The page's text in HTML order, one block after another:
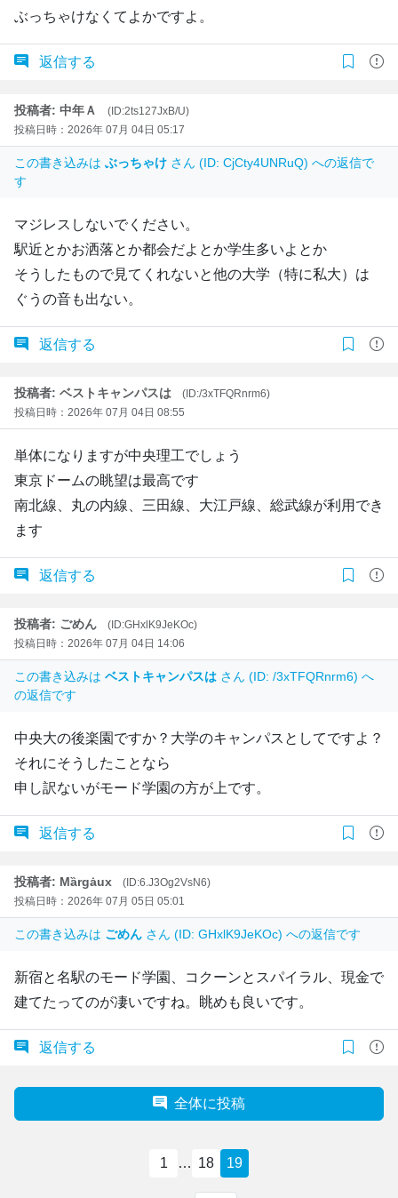
ぶっちゃけなくてよかですよ。
返信する
投稿者: 中年Ａ
(ID:2ts127JxB/U)
投稿日時：2026年 07月 04日 05:17
この書き込みは ぶっちゃけ さん (ID: CjCty4UNRuQ) への返信で
す
マジレスしないでください。
駅近とかお洒落とか都会だよとか学生多いよとか
そうしたもので見てくれないと他の大学（特に私大）は
ぐうの音も出ない。
返信する
投稿者: ベストキャンパスは
(ID:/3xTFQRnrm6)
投稿日時：2026年 07月 04日 08:55
単体になりますが中央理工でしょう
東京ドームの眺望は最高です
南北線、丸の内線、三田線、大江戸線、総武線が利用でき
ます
返信する
投稿者: ごめん
(ID:GHxlK9JeKOc)
投稿日時：2026年 07月 04日 14:06
この書き込みは ベストキャンパスは さん (ID: /3xTFQRnrm6) へ
の返信です
中央大の後楽園ですか？大学のキャンパスとしてですよ？
それにそうしたことなら
申し訳ないがモード学園の方が上です。
返信する
投稿者: Mȁrgȧux
(ID:6.J3Og2VsN6)
投稿日時：2026年 07月 05日 05:01
この書き込みは ごめん さん (ID: GHxlK9JeKOc) への返信です
新宿と名駅のモード学園、コクーンとスパイラル、現金で
建てたってのが凄いですね。眺めも良いです。
返信する
全体に投稿
1 … 18 19